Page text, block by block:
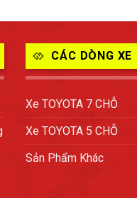
CÁC DÒNG XE
Xe TOYOTA 7 CHỖ
Xe TOYOTA 5 CHỖ
Sản Phẩm Khác